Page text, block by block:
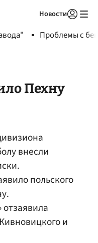
Новости
Проблемы с
Пехну
внесли
польского
и